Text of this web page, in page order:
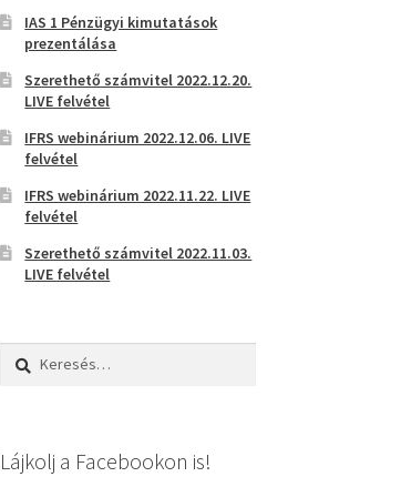
IAS 1 Pénzügyi kimutatások
prezentálása
Szerethető számvitel 2022.12.20.
LIVE felvétel
IFRS webinárium 2022.12.06. LIVE
felvétel
IFRS webinárium 2022.11.22. LIVE
felvétel
Szerethető számvitel 2022.11.03.
LIVE felvétel
Keresés:
Lájkolj a Facebookon is!